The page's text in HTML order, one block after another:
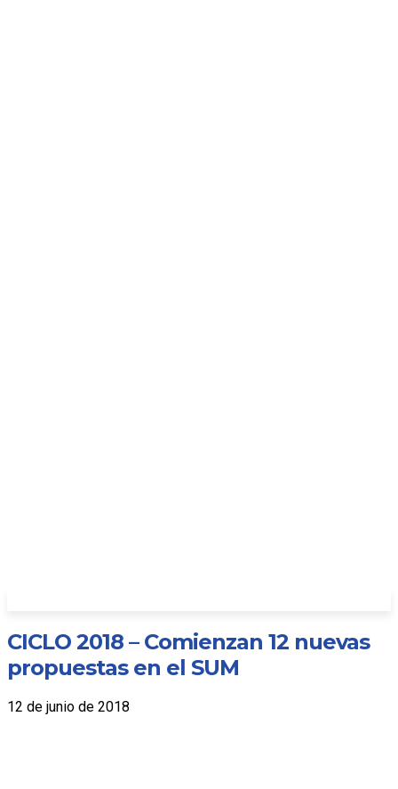
CICLO 2018 – Comienzan 12 nuevas
propuestas en el SUM
12 de junio de 2018